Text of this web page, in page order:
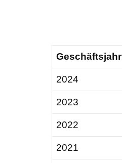
Geschäftsjahr
2024
2023
2022
2021